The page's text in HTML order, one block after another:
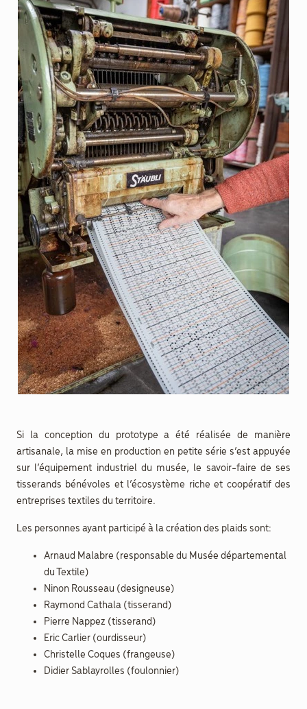
Si la conception du prototype a été réalisée de manière
artisanale, la mise en production en petite série s’est appuyée
sur l’équipement industriel du musée, le savoir-faire de ses
tisserands bénévoles et l’écosystème riche et coopératif des
entreprises textiles du territoire.
Les personnes ayant participé à la création des plaids sont:
Arnaud Malabre (responsable du Musée départemental
du Textile)
Ninon Rousseau (designeuse)
Raymond Cathala (tisserand)
Pierre Nappez (tisserand)
Eric Carlier (ourdisseur)
Christelle Coques (frangeuse)
Didier Sablayrolles (foulonnier)